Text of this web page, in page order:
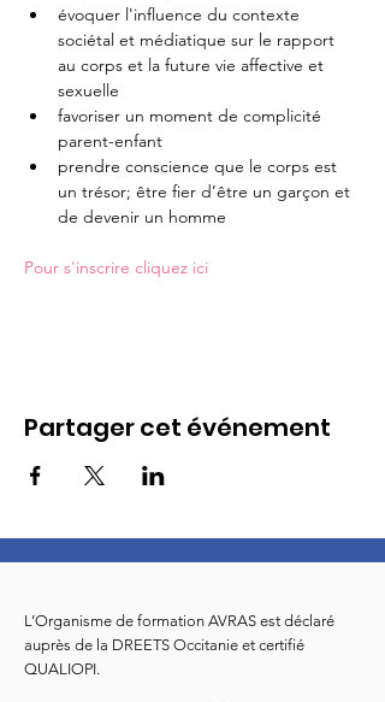
évoquer l'influence du contexte
sociétal et médiatique sur le rapport
au corps et la future vie affective et
sexuelle
favoriser un moment de complicité
parent-enfant
prendre conscience que le corps est
un trésor; être fier d’être un garçon et
de devenir un homme
Pour s'inscrire cliquez ici
Partager cet événement
L’Organisme de formation AVRAS est déclaré
auprès de la DREETS Occitanie et certifié
QUALIOPI.